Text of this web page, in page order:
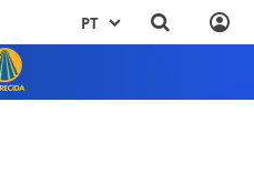
PT